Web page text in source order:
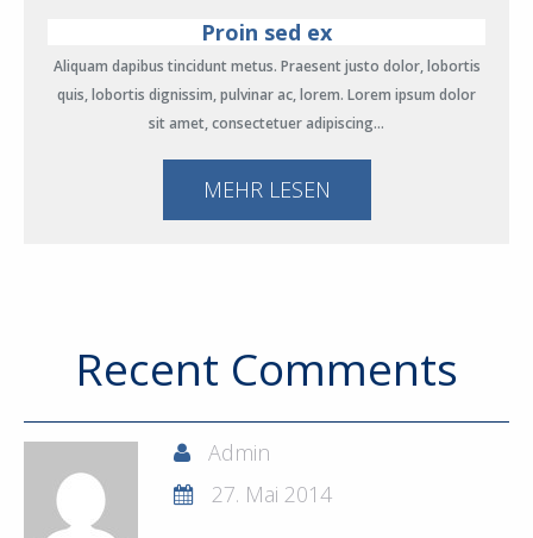
Proin sed ex
Aliquam dapibus tincidunt metus. Praesent justo dolor, lobortis
quis, lobortis dignissim, pulvinar ac, lorem. Lorem ipsum dolor
sit amet, consectetuer adipiscing…
MEHR LESEN
Recent Comments
Admin
27. Mai 2014